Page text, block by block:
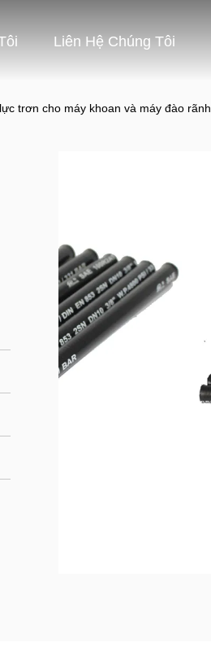
Liên Hệ Chúng Tôi
trơn cho máy khoan và máy đào rãnh